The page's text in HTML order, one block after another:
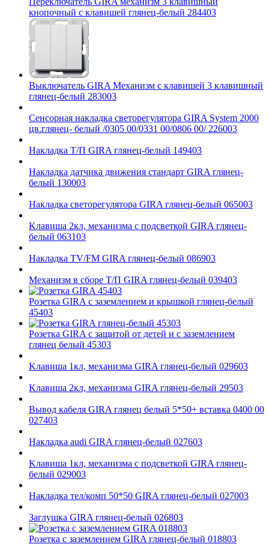
кнопочный с клавишей глянец-белый 284403
Выключатель GIRA Механизм с клавишей 3 клавишный
глянец-белый 283003
Сенсорная накладка светорегулятора GIRA System 2000
цв.глянец- белый /0305 00/0331 00/0806 00/ 226003
Накладка Т/П GIRA глянец-белый 149403
Накладка датчика движения стандарт GIRA глянец-
белый 130003
Накладка светорегулятора GIRA глянец-белый 065003
Kлавиша 2кл, механизма с подсветкой GIRA глянец-
белый 063103
Накладка TV/FM GIRA глянец-белый 086903
Механизм в сборе Т/П GIRA глянец-белый 039403
Розетка GIRA с заземлением и крышкой глянец-белый
45403
Розетка GIRA с защитой от детей и с заземлением
глянец белый 45303
Kлавиша 1кл, механизма GIRA глянец-белый 029603
Kлавиша 2кл, механизма GIRA глянец-белый 29503
Вывод кабеля GIRA глянец белый 5*50+ вставка 0400 00
027403
Накладка audi GIRA глянец-белый 027603
Kлавиша 1кл, механизма с подсветкой GIRA глянец-
белый 029003
Накладка тел/комп 50*50 GIRA глянец-белый 027003
Заглушка GIRA глянец-белый 026803
Розетка с заземлением GIRA глянец-белый 018803